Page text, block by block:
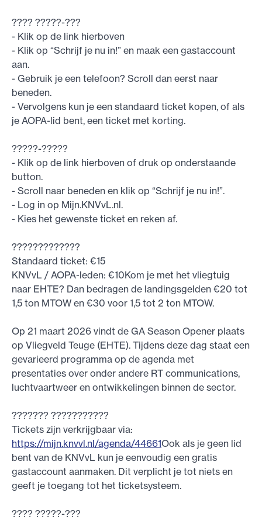
???? ?????-???
- Klik op de link hierboven
- Klik op “Schrijf je nu in!” en maak een gastaccount
aan.
- Gebruik je een telefoon? Scroll dan eerst naar
beneden.
- Vervolgens kun je een standaard ticket kopen, of als
je AOPA-lid bent, een ticket met korting.
?????-?????
- Klik op de link hierboven of druk op onderstaande
button.
- Scroll naar beneden en klik op “Schrijf je nu in!”.
- Log in op Mijn.KNVvL.nl.
- Kies het gewenste ticket en reken af.
?????????????
Standaard ticket: €15
KNVvL / AOPA-leden: €10Kom je met het vliegtuig
naar EHTE? Dan bedragen de landingsgelden €20 tot
1,5 ton MTOW en €30 voor 1,5 tot 2 ton MTOW.
Op 21 maart 2026 vindt de GA Season Opener plaats
op Vliegveld Teuge (EHTE). Tijdens deze dag staat een
gevarieerd programma op de agenda met
presentaties over onder andere RT communications,
luchtvaartweer en ontwikkelingen binnen de sector.
??????? ???????????
Tickets zijn verkrijgbaar via:
https://mijn.knvvl.nl/agenda/44661Ook als je geen lid
bent van de KNVvL kun je eenvoudig een gratis
gastaccount aanmaken. Dit verplicht je tot niets en
geeft je toegang tot het ticketsysteem.
???? ?????-???